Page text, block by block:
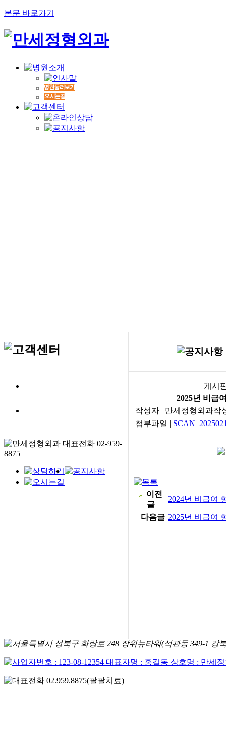
본문 바로가기
게시
2025년 비급
작성자 | 만세정형외과작
첨부파일 |
이전
글
2024년 비급여
다음글 2025년 비급여